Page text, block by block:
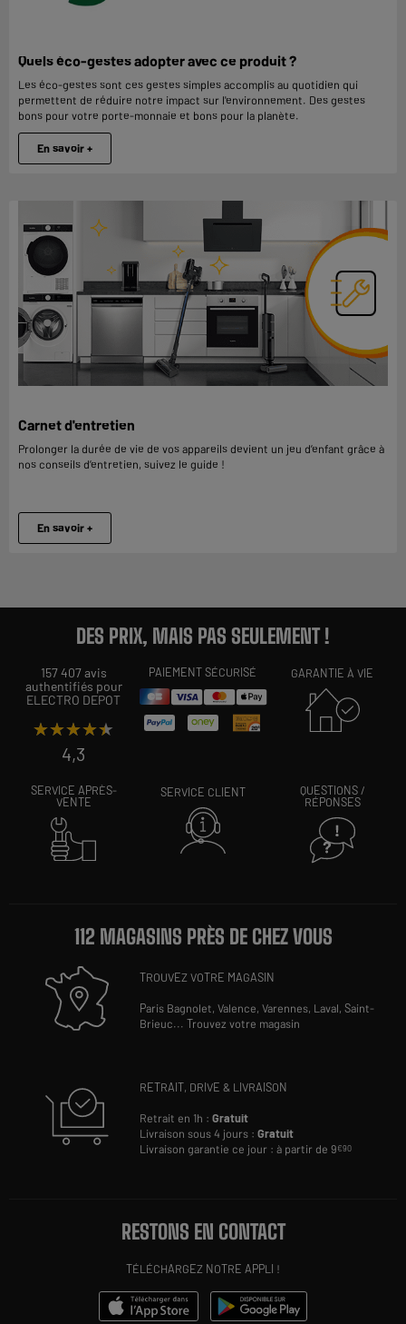
Quels éco-gestes adopter avec ce produit ?
Les éco-gestes sont ces gestes simples accomplis au quotidien qui
permettent de réduire notre impact sur l'environnement. Des gestes
bons pour votre porte-monnaie et bons pour la planète.
En savoir +
Carnet d'entretien
Prolonger la durée de vie de vos appareils devient un jeu d’enfant grâce à
nos conseils d’entretien, suivez le guide !
En savoir +
DES PRIX, MAIS PAS SEULEMENT !
157 407 avis
authentifiés pour
ELECTRO DEPOT
★★★★★
★★★★★
4,3
PAIEMENT SÉCURISÉ GARANTIE À VIE
SERVICE APRÈS-
VENTE
SERVICE CLIENT
QUESTIONS /
RÉPONSES
112 MAGASINS PRÈS DE CHEZ VOUS
TROUVEZ VOTRE MAGASIN
Paris Bagnolet,Valence,Varennes, Laval,Saint-
Brieuc...Trouvez votre magasin
RETRAIT, DRIVE & LIVRAISON
Retrait en 1h :Gratuit
Livraison sous 4 jours :Gratuit
Livraison garantie ce jour : à partir de 9€90
RESTONS EN CONTACT
TÉLÉCHARGEZ NOTRE APPLI !